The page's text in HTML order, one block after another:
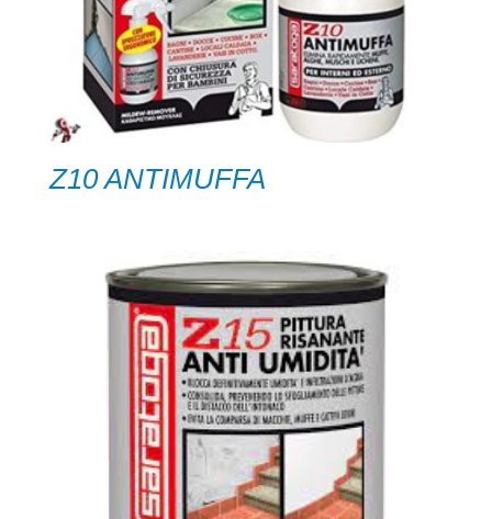
Z10 ANTIMUFFA